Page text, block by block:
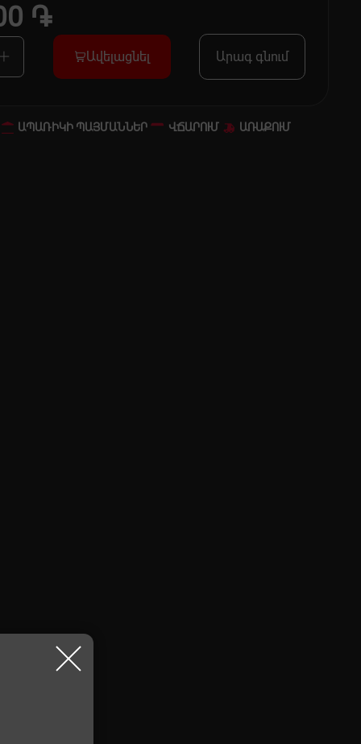
֏
Ավելացնել Արագ գնում
ԱՊԱՌԻԿԻ ՊԱՅՄԱՆՆԵՐ ՎՃԱՐՈՒՄ ԱՌԱՔՈՒՄ